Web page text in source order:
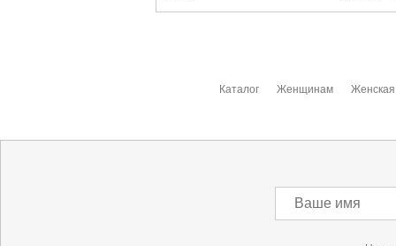
Каталог Женщинам
Ваше имя